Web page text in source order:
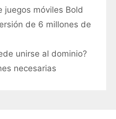
juegos móviles Bold
de 6 millones de
unirse al dominio?
necesarias